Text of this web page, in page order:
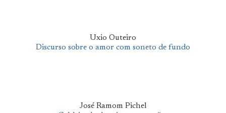
Uxio Outeiro
Discurso sobre o amor com soneto de fundo
José Ramom Pichel